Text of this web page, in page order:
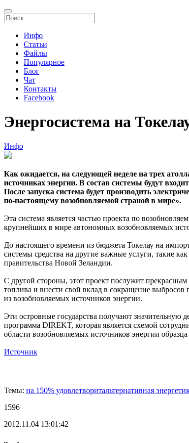
Инфо
Статьи
Файлы
Популярное
Блог
Чат
Контакты
Facebook
Энергосистема на
Инфо
Как ожидается, на следующей неделе на трех
источниках энергии. В состав системы будут
После запуска система будет производить
по-настоящему возобновляемой страной в мире».
Эта система является частью проекта по
крупнейших в мире автономных возобновляемых
До настоящего времени из бюджета Токелау на
системы средства на другие важные услуги, такие
правительства Новой Зеландии.
С другой стороны, этот проект послужит
топлива и внести свой вклад в сокращение
из возобновляемых источников энергии.
Эти островные государства получают
программа DIREKT, которая является схемой
области возобновляемых источников энергии
Источник
Темы: на 150% удовлетворитальтернативная
1596
2012.11.04 13:01:42